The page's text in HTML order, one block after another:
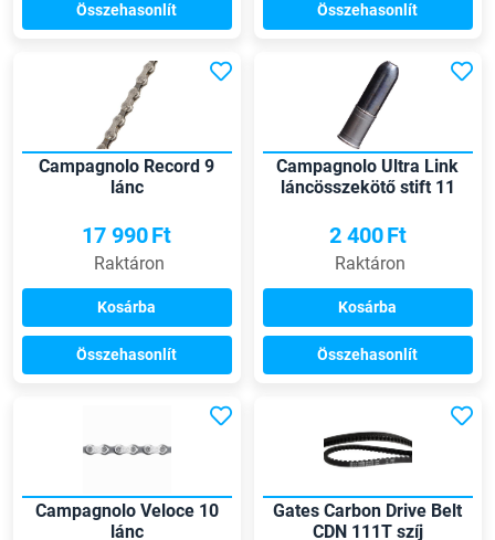
Összehasonlít Összehasonlít
Campagnolo Record 9
lánc
17 990Ft
Raktáron
Kosárba
Összehasonlít
Campagnolo Ultra Link
láncösszekötő stift 11
2 400Ft
Raktáron
Kosárba
Összehasonlít
Campagnolo Veloce 10
lánc
Gates Carbon Drive Belt
CDN 111T szíj